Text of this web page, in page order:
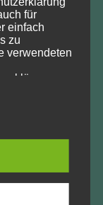
des
Ideenlieferant
für
einfach
zu
verwendeten
eine